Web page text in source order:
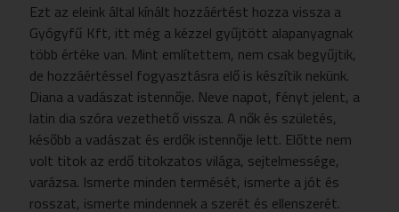
Ezt az eleink által kínált hozzáértést hozza vissza a
Gyógyfű Kft, itt még a kézzel gyűjtött alapanyagnak
több értéke van. Mint említettem, nem csak begyűjtik,
de hozzáértéssel fogyasztásra elő is készítik nekünk.
Diana a vadászat istennője. Neve napot, fényt jelent, a
latin dia szóra vezethető vissza. A nők és születés,
később a vadászat és erdők istennője lett. Előtte nem
volt titok az erdő titokzatos világa, sejtelmessége,
varázsa. Ismerte minden termését, ismerte a jót és
rosszat, ismerte mindennek a szerét és ellenszerét.